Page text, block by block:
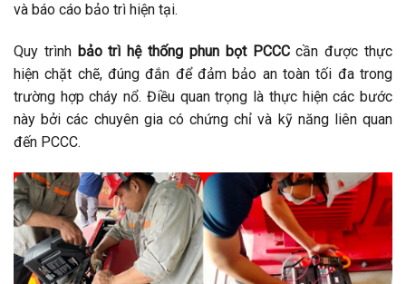
và báo cáo bảo trì hiện tại.
Quy trình bảo trì hệ thống phun bọt PCCCcần được thực
hiện chặt chẽ, đúng đắn để đảm bảo an toàn tối đa trong
trường hợp cháy nổ. Điều quan trọng là thực hiện các bước
này bởi các chuyên gia có chứng chỉ và kỹ năng liên quan
đến PCCC.